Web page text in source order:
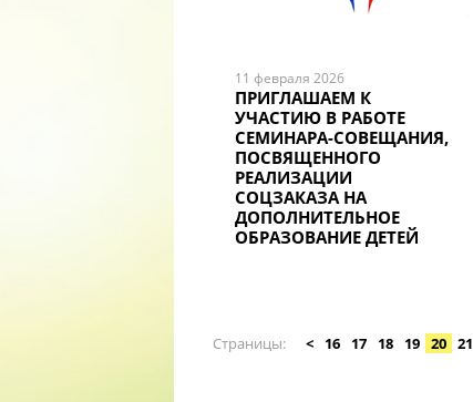
11 февраля 2026
ПРИГЛАШАЕМ К
УЧАСТИЮ В РАБОТЕ
СЕМИНАРА-СОВЕЩАНИЯ,
ПОСВЯЩЕННОГО
РЕАЛИЗАЦИИ
СОЦЗАКАЗА НА
ДОПОЛНИТЕЛЬНОЕ
ОБРАЗОВАНИЕ ДЕТЕЙ
Страницы < 16 17 18 19 20 21